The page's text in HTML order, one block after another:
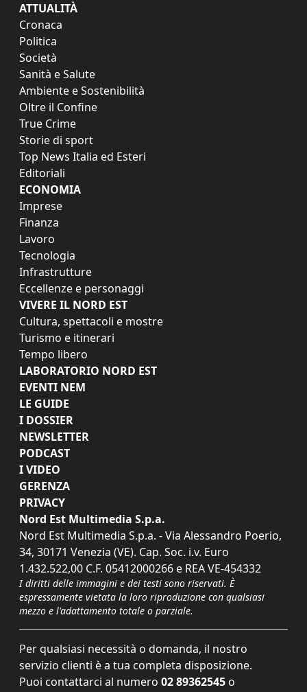
ATTUALITÀ
Cronaca
Politica
Società
Sanità e Salute
Ambiente e Sostenibilità
Oltre il Confine
True Crime
Storie di sport
Top News Italia ed Esteri
Editoriali
ECONOMIA
Imprese
Finanza
Lavoro
Tecnologia
Infrastrutture
Eccellenze e personaggi
VIVERE IL NORD EST
Cultura, spettacoli e mostre
Turismo e itinerari
Tempo libero
LABORATORIO NORD EST
EVENTI NEM
LE GUIDE
I DOSSIER
NEWSLETTER
PODCAST
I VIDEO
GERENZA
PRIVACY
Nord Est Multimedia S.p.a.
Nord Est Multimedia S.p.a. - Via Alessandro Poerio,
34, 30171 Venezia (VE). Cap. Soc. i.v. Euro
1.432.522,00 C.F. 05412000266 e REA VE-454332
I diritti delle immagini e dei testi sono riservati. È
espressamente vietata la loro riproduzione con qualsiasi
mezzo e l'adattamento totale o parziale.
Per qualsiasi necessità o domanda, il nostro
servizio clienti è a tua completa disposizione.
Puoi contattarci al numero 02 89362545 o